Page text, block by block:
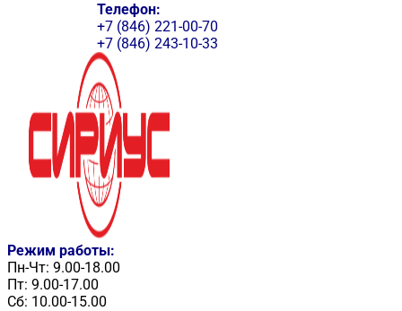
Телефон:
+7 (846) 221-00-70
+7 (846) 243-10-33
Режим работы:
Пн-Чт: 9.00-18.00
Пт: 9.00-17.00
Сб: 10.00-15.00